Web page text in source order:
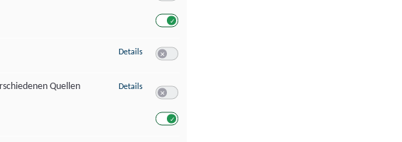
Details zu Messung der Performance von Inhalten
Quellen
Details zu Analyse von Zielgruppen durch Statistiken oder Kombinationen von